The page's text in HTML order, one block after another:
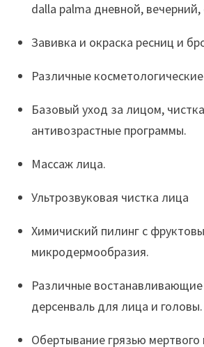
dalla palma дневной,
Завивка и окраска ресниц и
Различные косметологические
Базовый уход за лицом,
aнтивозрастные программы.
Массаж лица.
Ультрозвуковая чистка лица
Химичиский пилинг с
микродермообразия.
Различные
дерсенваль для лица и головы.
Обертывание грязью мертвого